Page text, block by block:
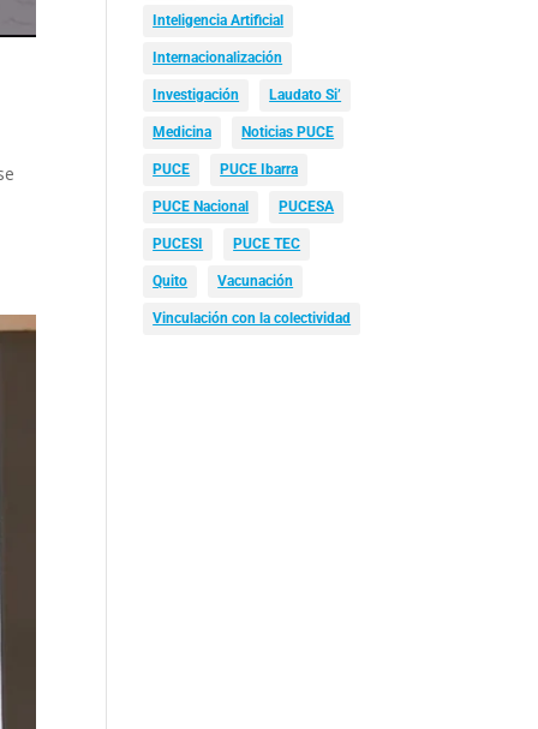
Inteligencia Artificial
Internacionalización
Investigación Laudato Si’
Medicina Noticias PUCE
PUCE PUCE Ibarra
PUCE Nacional PUCESA
PUCESI PUCE TEC
Quito Vacunación
Vinculación con la colectividad